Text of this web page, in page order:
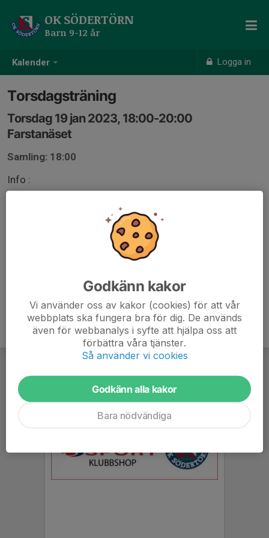
Kalender Logga in
OK SÖDERTÖRN
Barn 9-12 år
Torsdagsträning
Torsdag 19 jan 2023, 18:00-20:00
Farstanäset
Samling: 18:00
Info :
Dusch, bastu, mat och fika efteråt.
Godkänn kakor
Vi använder oss av kakor (cookies) för att vår
webbplats ska fungera bra för dig. De används
även för webbanalys i syfte att hjälpa oss att
förbättra våra tjänster.
Så använder vi cookies
Godkänn alla kakor
Bara nödvändiga